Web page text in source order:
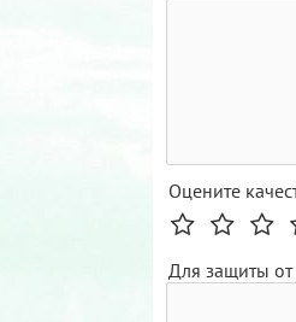
Оцените
Для защиты